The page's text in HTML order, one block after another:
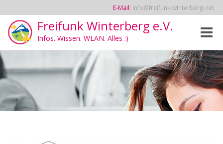
E-Mail: info@freifunk-winterberg.net
Freifunk Winterberg e.V.
Infos. Wissen. WLAN. Alles :)
Toggle